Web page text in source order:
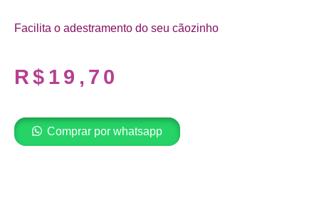
Facilita o adestramento do seu cãozinho
R$ 19,70
Comprar por whatsapp